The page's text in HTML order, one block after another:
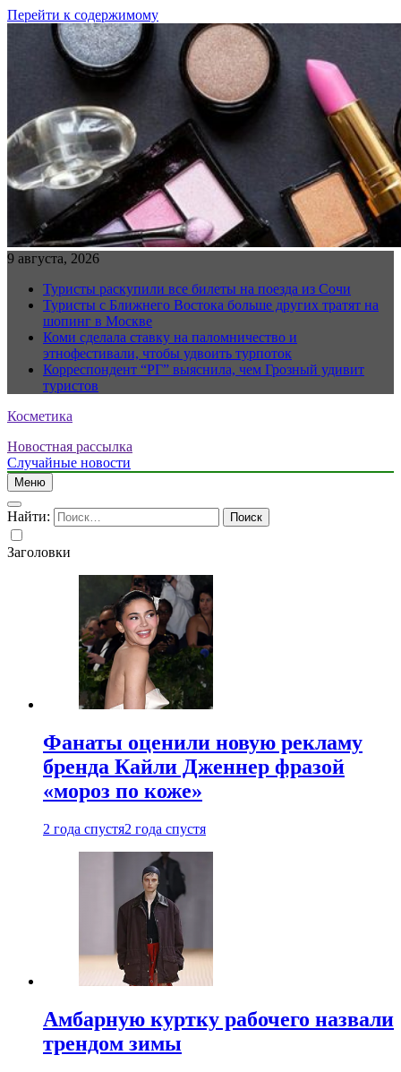
Перейти к содержимому
9 августа, 2026
Туристы раскупили все билеты на поезда из Сочи
Туристы с Ближнего Востока больше других тратят на
шопинг в Москве
Коми сделала ставку на паломничество и
этнофестивали, чтобы удвоить турпоток
Корреспондент “РГ” выяснила, чем Грозный удивит
туристов
Косметика
Новостная рассылка
Случайные новости
Меню
Найти:
Заголовки
Фанаты оценили новую рекламу
бренда Кайли Дженнер фразой
«мороз по коже»
2 года спустя2 года спустя
Амбарную куртку рабочего назвали
трендом зимы